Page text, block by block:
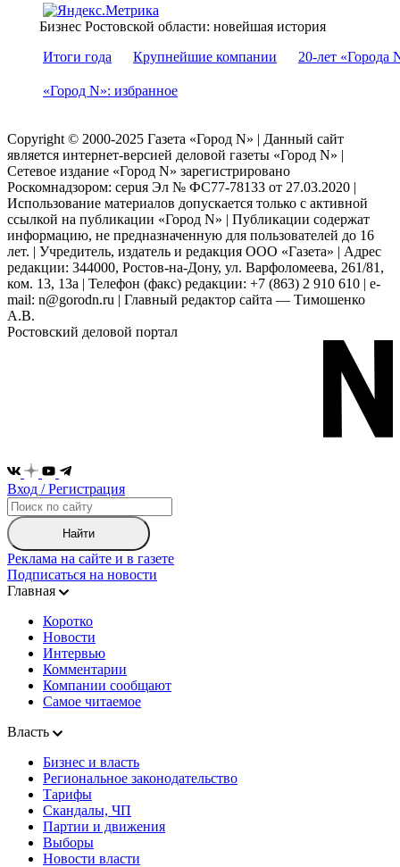
Бизнес Ростовской области: новейшая история
Итоги года
Крупнейшие компании 20-лет «Города
«Город N»: избранное
Copyright © 2000-2025 Газета «Город N» | Данный сайт
является интернет-версией деловой газеты «Город N» |
Сетевое издание «Город N» зарегистрировано
Роскомнадзором: серuя Эл № ФС77-78133 от 27.03.2020 |
Использование материалов допускается только с активной
ссылкой на публикации «Город N» | Публикации содержат
информацию, не предназначенную для пользователей до 16
лет. | Учредитель, издатель и редакция ООО «Газета» | Адрес
редакции: 344000, Ростов-на-Дону, ул. Варфоломеева, 261/81,
ком. 13, 13а | Телефон (факс) редакции: +7 (863) 2 910 610 | e-
mail: n@gorodn.ru | Главный редактор сайта — Тимошенко
А.В.
Ростовский деловой портал
Вход / Регистрация
Найти
Реклама на сайте и в газете
Подписаться на новости
Главная
Коротко
Новости
Интервью
Комментарии
Компании сообщают
Самое читаемое
Власть
Бизнес и власть
Региональное законодательство
Тарифы
Скандалы, ЧП
Партии и движения
Выборы
Новости власти